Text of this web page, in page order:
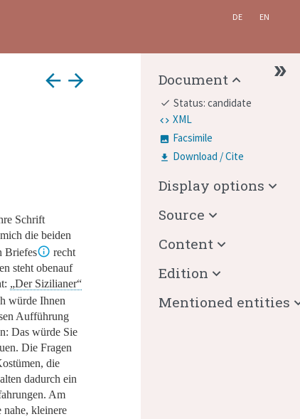
DE EN
arrow_back arrow_forward
Schrift
die beiden
Briefes
recht
steht obenauf
„Der Sizilianer“
würde Ihnen
Aufführung
Das würde Sie
Die Fragen
die
dadurch ein
Am
nahe, kleinere
Document
done Status: candidate
XML
Facsimile
Download / Cite
Display options
Source
Content
Edition
Mentioned entities